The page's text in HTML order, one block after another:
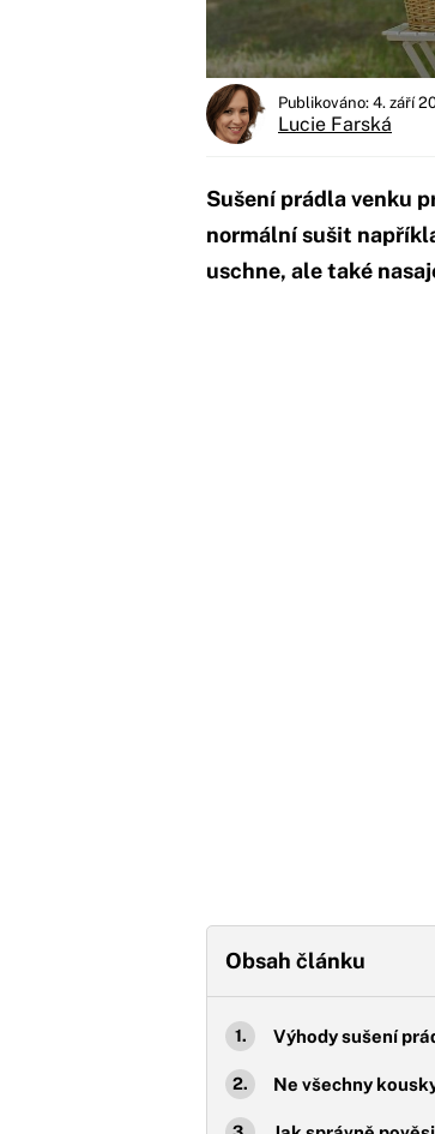
Publikováno: 4. září
Lucie Farská
Sušení prádla venku
normální sušit
uschne, ale také
Obsah článku
Výhody sušení
Ne všechny